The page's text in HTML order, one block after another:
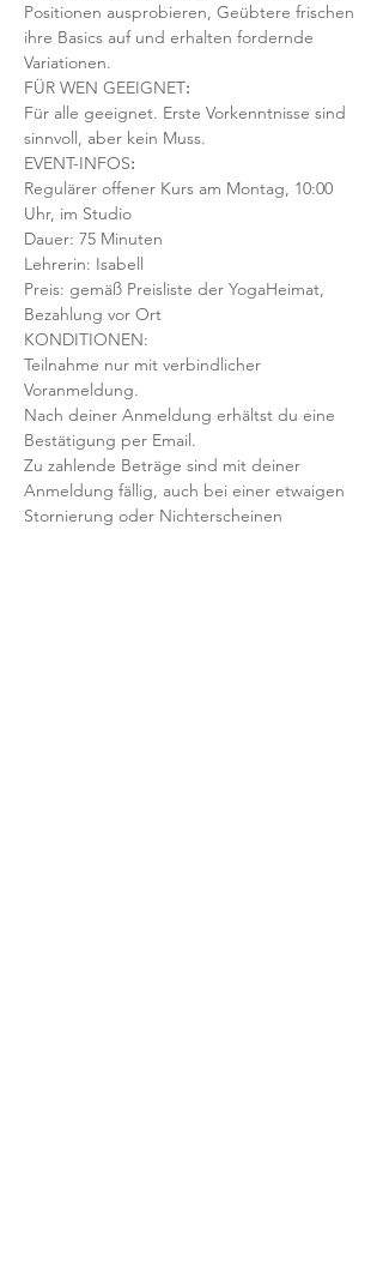
Positionen ausprobieren, Geübtere frischen
ihre Basics auf und erhalten fordernde
Variationen.
FÜR WEN GEEIGNET:
Für alle geeignet. Erste Vorkenntnisse sind
sinnvoll, aber kein Muss.
EVENT-INFOS:
Regulärer offener Kurs am Montag, 10:00
Uhr, im Studio
Dauer: 75 Minuten
Lehrerin: Isabell
Preis: gemäß Preisliste der YogaHeimat,
Bezahlung vor Ort
KONDITIONEN:
Teilnahme nur mit verbindlicher
Voranmeldung.
Nach deiner Anmeldung erhältst du eine
Bestätigung per Email.
Zu zahlende Beträge sind mit deiner
Anmeldung fällig, auch bei einer etwaigen
Stornierung oder Nichterscheinen